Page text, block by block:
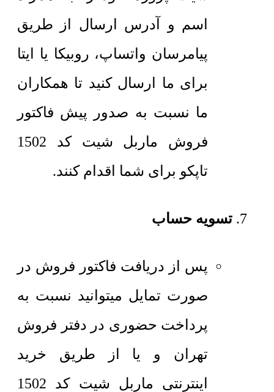
اسم و آدرس ارسال از طریق
پیامرسان واتساپ، روبیکا یا ایتا
برای ما ارسال کنید تا همکاران
ما نسبت به صدور پیش فاکتور
فروش ماربل شیت کد 1502
تاپکو برای شما اقدام کنند.
تسویه حساب
پس از دریافت فاکتور فروش در
صورت تمایل میتوانید نسبت به
پرداخت حضوری در دفتر فروش
تهران و یا از طریق خرید
اینترنتی ماربل شیت کد 1502